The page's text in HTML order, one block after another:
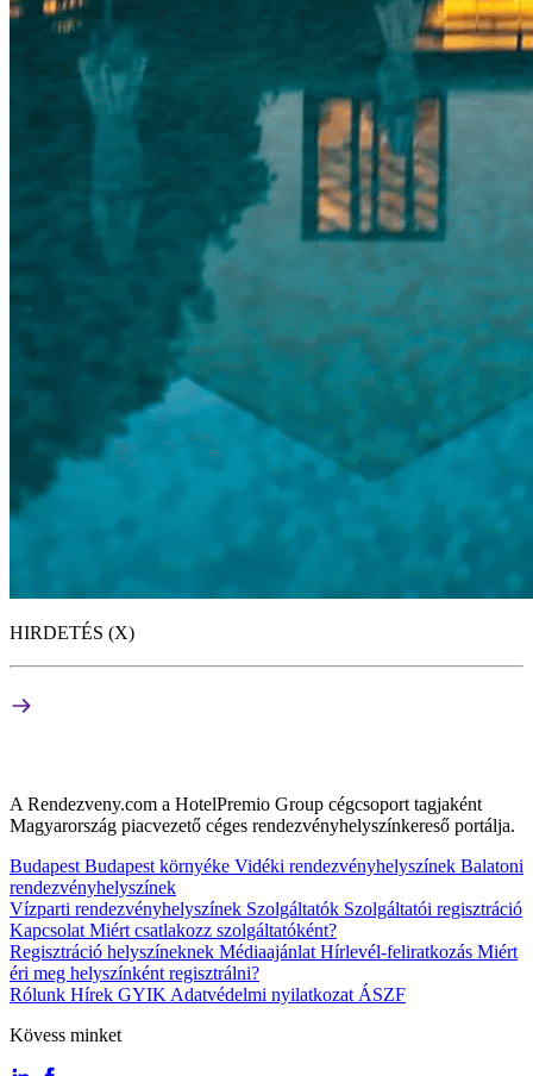
HIRDETÉS (X)
A Rendezveny.com a HotelPremio Group cégcsoport tagjaként
Magyarország piacvezető céges rendezvényhelyszínkereső portálja.
Budapest Budapest környéke Vidéki rendezvényhelyszínek Balatoni
rendezvényhelyszínek
Vízparti rendezvényhelyszínek Szolgáltatók Szolgáltatói regisztráció
Kapcsolat Miért csatlakozz szolgáltatóként?
Regisztráció helyszíneknek Médiaajánlat Hírlevél-feliratkozás Miért
éri meg helyszínként regisztrálni?
Rólunk Hírek GYIK Adatvédelmi nyilatkozat ÁSZF
Kövess minket